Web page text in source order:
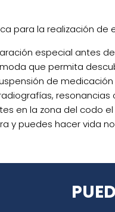
para la realización
especial antes
que permita
de
en la zona del codo
y puedes hacer vida